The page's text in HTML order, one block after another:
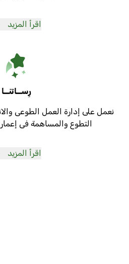
اقرأ المزيد
رِســاتنــا
نعمل على إدارة العمل الطوعى
التطوع والمساهمة فى إعمار
اقرأ المزيد